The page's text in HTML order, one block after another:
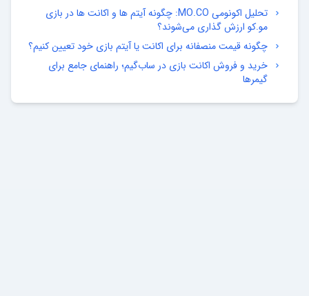
تحلیل اکونومی MO.CO: چگونه آیتم ها و اکانت ها در بازی
مو.کو ارزش گذاری می‌شوند؟
چگونه قیمت منصفانه برای اکانت یا آیتم بازی خود تعیین کنیم؟
خرید و فروش اکانت بازی در ساب‌گیم؛ راهنمای جامع برای
گیمرها